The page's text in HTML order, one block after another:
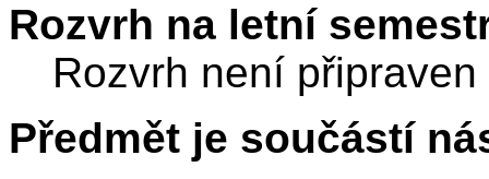
Rozvrh na letní
Rozvrh není připraven
Předmět je součástí